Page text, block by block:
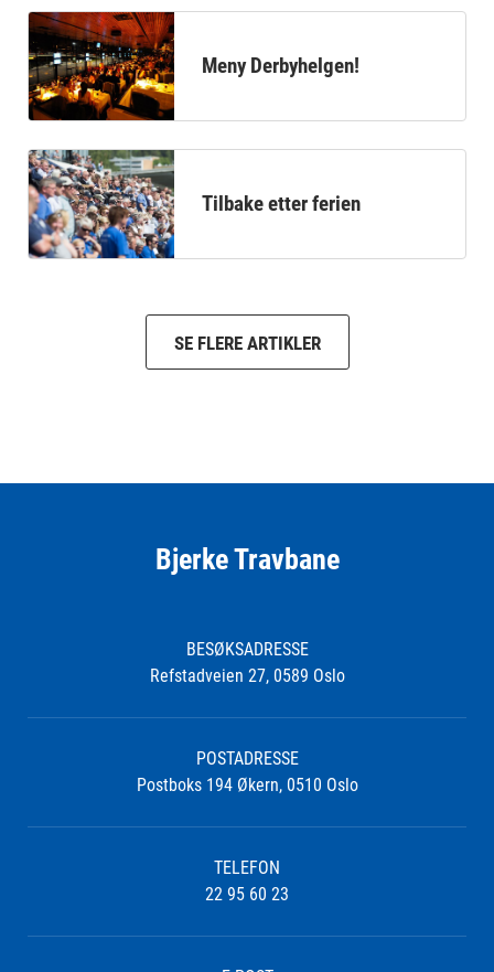
Meny Derbyhelgen!
Tilbake etter ferien
SE FLERE ARTIKLER
Bjerke Travbane
BESØKSADRESSE
Refstadveien 27, 0589 Oslo
POSTADRESSE
Postboks 194 Økern, 0510 Oslo
TELEFON
22 95 60 23